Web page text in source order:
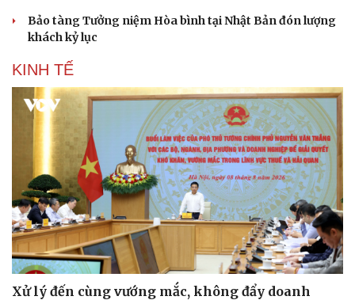
Sức khỏe
Dinh dưỡng - món ngon
Cây thuốc
Sản phụ khoa
Nhi khoa
Nam khoa
Làm đẹp - giảm cân
Phòng mạch online
Ăn sạch sống khỏe
Đời sống
Nhà đẹp
Blog
Tình yêu - Gia đình
Bảo tàng Tưởng niệm Hòa bình tại Nhật Bản đón lượng
khách kỷ lục
KINH TẾ
Xử lý đến cùng vướng mắc, không đẩy doanh